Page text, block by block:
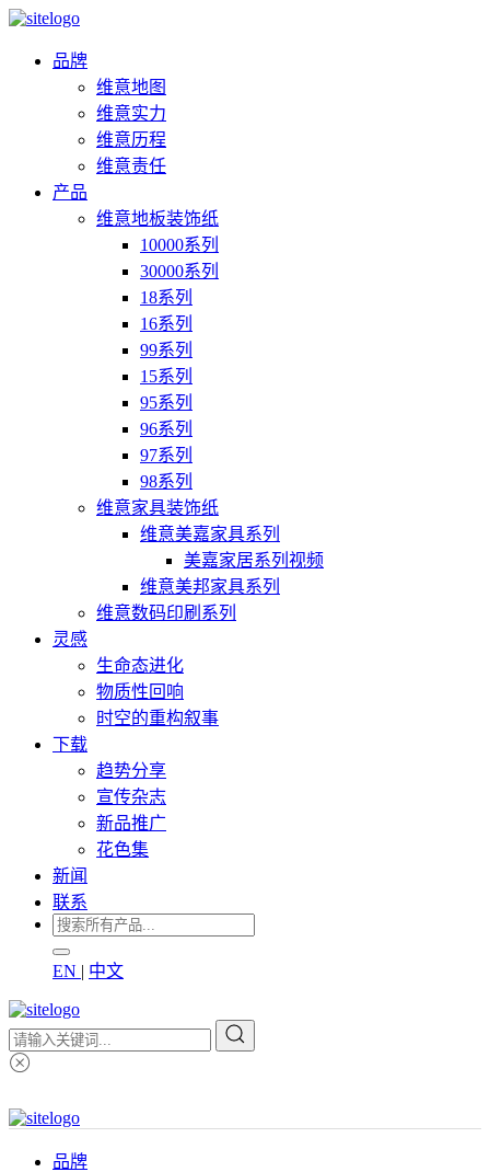
品牌
维意地图
维意实力
维意历程
维意责任
产品
维意地板装饰纸
10000系列
30000系列
18系列
16系列
99系列
15系列
95系列
96系列
97系列
98系列
维意家具装饰纸
维意美嘉家具系列
美嘉家居系列视频
维意美邦家具系列
维意数码印刷系列
灵感
生命态进化
物质性回响
时空的重构叙事
下载
趋势分享
宣传杂志
新品推广
花色集
新闻
联系
EN | 中文
品牌